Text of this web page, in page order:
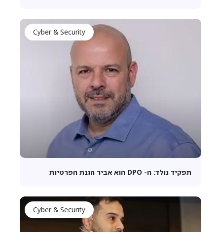
Cyber & Security
תפקיד נולד: ה- DPO הוא אביר הגנת הפרטיות
Cyber & Security